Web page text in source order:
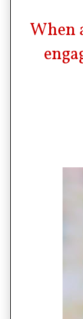
When